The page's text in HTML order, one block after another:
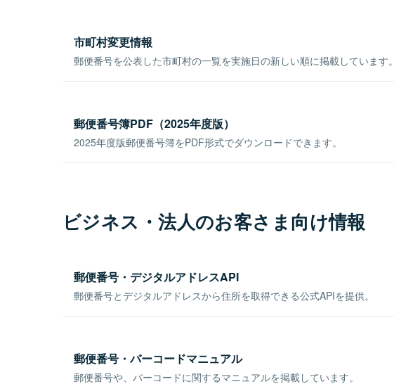
市町村変更情報
郵便番号を公表した市町村の一覧を実施日の新しい順に掲載しています。
郵便番号簿PDF（2025年度版）
2025年度版郵便番号簿をPDF形式でダウンロードできます。
ビジネス・法人のお客さま向け情報
郵便番号・デジタルアドレスAPI
郵便番号とデジタルアドレスから住所を取得できる公式APIを提供。
郵便番号・バーコードマニュアル
郵便番号や、バーコードに関するマニュアルを掲載しています。